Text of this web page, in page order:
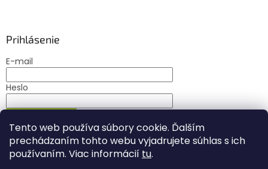
Tento web používa súbory cookie. Ďalším
prechádzaním tohto webu vyjadrujete súhlas s ich
používaním. Viac informácií tu.
Prihlásenie
E-mail
Heslo
Nová registrácia Zabudnuté heslo